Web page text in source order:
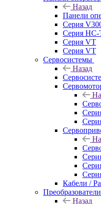
Назад
Панели
Серия
Серия HC-
Серия VT
Серия VT
Сервосистемы
Назад
Кабели /
Назад